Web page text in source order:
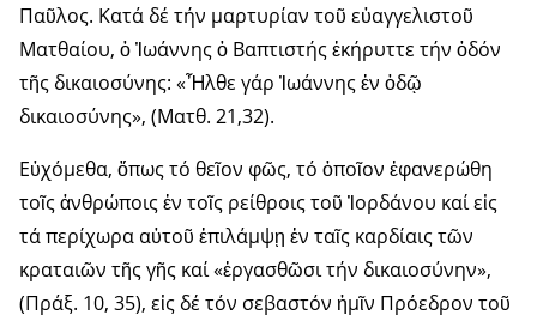
Παῦλος. Κατά δέ τήν μαρτυρίαν τοῦ εὐαγγελιστοῦ
Ματθαίου, ὁ Ἰωάννης ὁ Βαπτιστής ἐκήρυττε τήν ὁδόν
τῆς δικαιοσύνης: «Ἦλθε γάρ Ἰωάννης ἐν ὁδῷ
δικαιοσύνης», (Ματθ. 21,32).
Εὐχόμεθα, ὅπως τό θεῖον φῶς, τό ὁποῖον ἐφανερώθη
τοῖς ἀνθρώποις ἐν τοῖς ρείθροις τοῦ Ἰορδάνου καί εἰς
τά περίχωρα αὐτοῦ ἐπιλάμψῃ ἐν ταῖς καρδίαις τῶν
κραταιῶν τῆς γῆς καί «ἐργασθῶσι τήν δικαιοσύνην»,
(Πράξ. 10, 35), εἰς δέ τόν σεβαστόν ἡμῖν Πρόεδρον τοῦ